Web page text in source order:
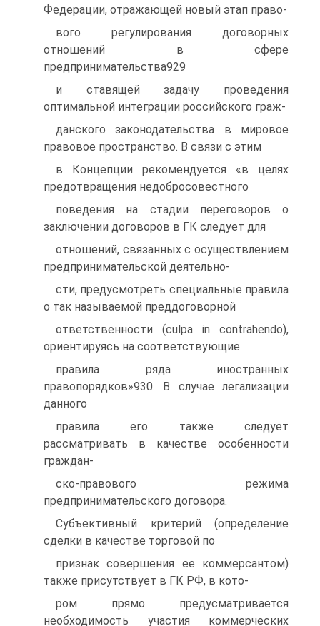
Федерации, отражающей новый этап право-
вого регулирования договорных
отношений в сфере
предпринимательства929
и ставящей задачу проведения
оптимальной интеграции российского граж-
данского законодательства в мировое
правовое пространство. В связи с этим
в Концепции рекомендуется «в целях
предотвращения недобросовестного
поведения на стадии переговоров о
заключении договоров в ГК следует для
отношений, связанных с осуществлением
предпринимательской деятельно-
сти, предусмотреть специальные правила
о так называемой преддоговорной
ответственности (culpa in contrahendo),
ориентируясь на соответствующие
правила ряда иностранных
правопорядков»930. В случае легализации
данного
правила его также следует
рассматривать в качестве особенности
граждан-
ско-правового режима
предпринимательского договора.
Субъективный критерий (определение
сделки в качестве торговой по
признак совершения ее коммерсантом)
также присутствует в ГК РФ, в кото-
ром прямо предусматривается
необходимость участия коммерческих